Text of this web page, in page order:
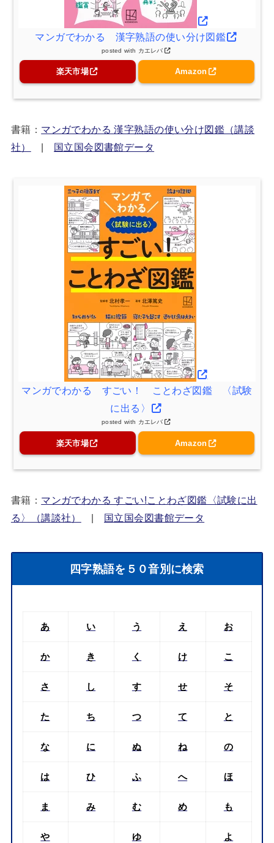
マンガでわかる 漢字熟語の使い分け図鑑
posted with カエレバ
楽天市場 Amazon
書籍： マンガでわかる 漢字熟語の使い分け図鑑（講談
社）
| 国立国会図書館データ
マンガでわかる すごい！ ことわざ図鑑 〈試験
に出る〉
posted with カエレバ
楽天市場 Amazon
書籍： マンガでわかる すごい!ことわざ図鑑〈試験に出
る〉（講談社）
| 国立国会図書館データ
四字熟語を５０音別に検索
あ い う え お
か き く け こ
さ し す せ そ
た ち つ て と
な に ぬ ね の
は ひ ふ へ ほ
ま み む め も
や ゆ よ